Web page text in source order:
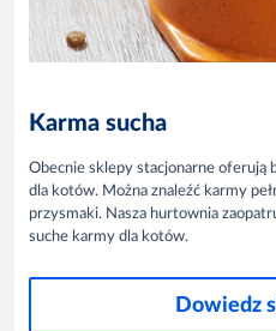
Karma sucha
Obecnie sklepy stacjonarne oferują
dla kotów. Można znaleźć karmy
przysmaki. Nasza hurtownia
suche karmy dla kotów.
Dowiedz